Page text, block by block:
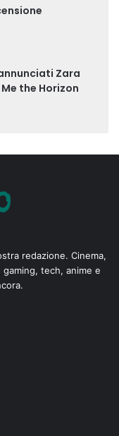
Zara
the Horizon
redazione. Cinema,
tech, anime e